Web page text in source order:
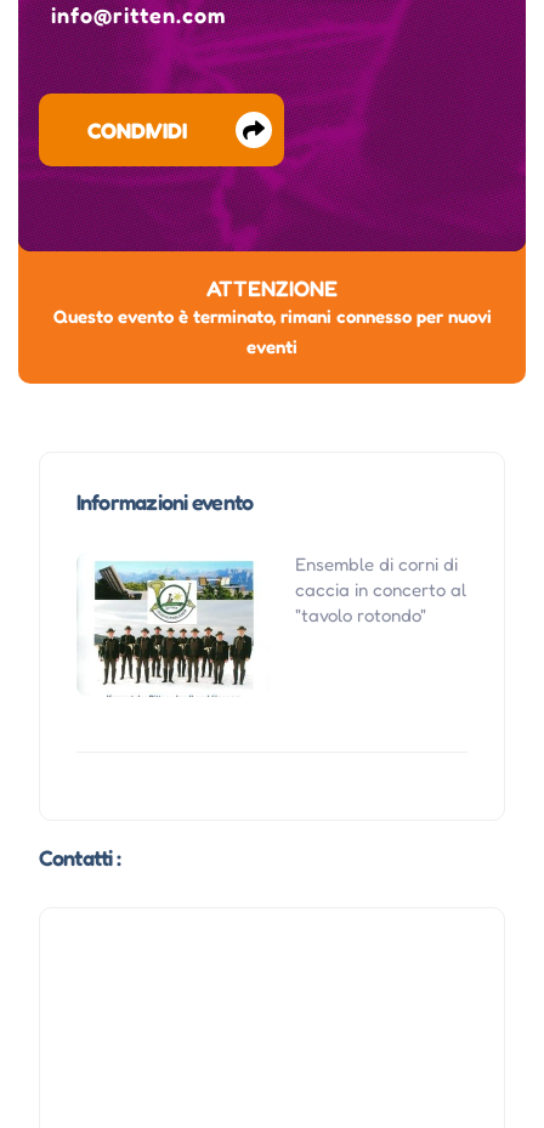
info@ritten.com
CONDIVIDI
ATTENZIONE
Questo evento è terminato, rimani connesso per nuovi
eventi
Informazioni evento
Ensemble di corni di
caccia in concerto al
"tavolo rotondo"
Contatti :